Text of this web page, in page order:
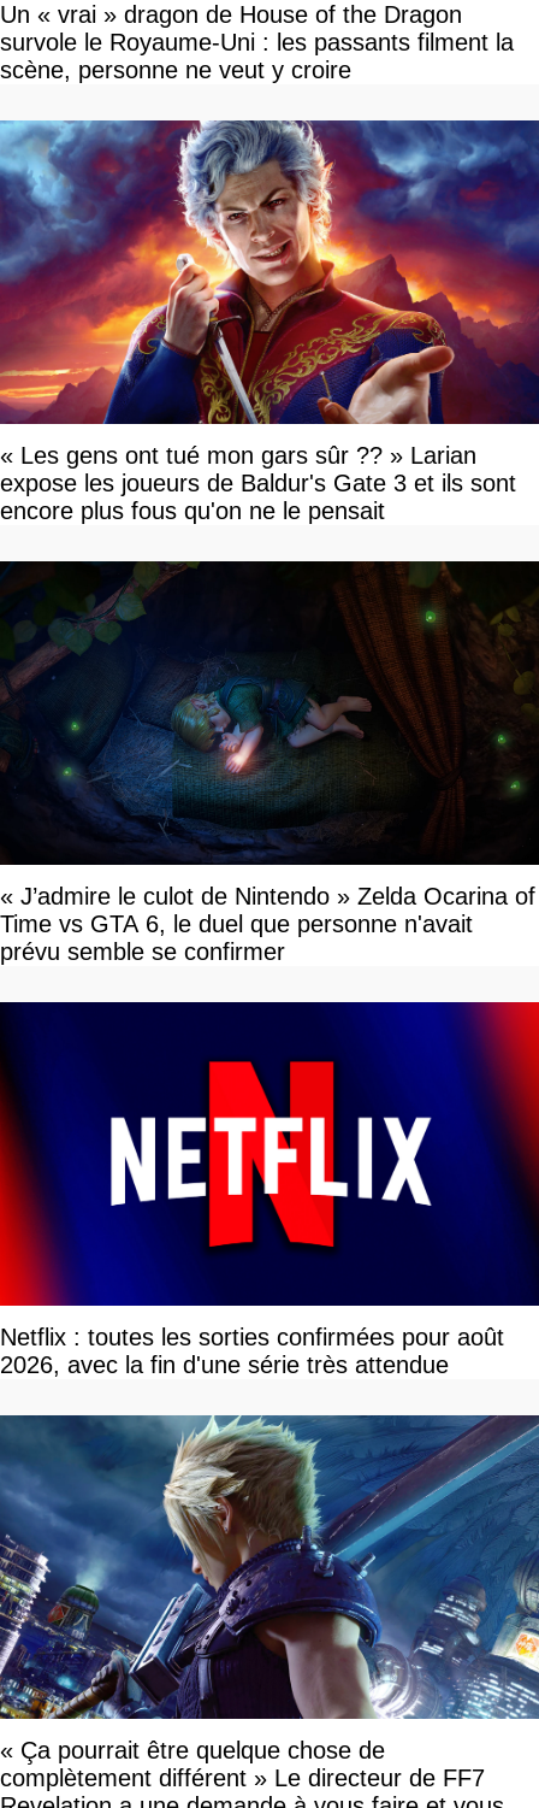
Un « vrai » dragon de House of the Dragon
survole le Royaume-Uni : les passants filment la
scène, personne ne veut y croire
« Les gens ont tué mon gars sûr ?? » Larian
expose les joueurs de Baldur's Gate 3 et ils sont
encore plus fous qu'on ne le pensait
« J’admire le culot de Nintendo » Zelda Ocarina of
Time vs GTA 6, le duel que personne n'avait
prévu semble se confirmer
Netflix : toutes les sorties confirmées pour août
2026, avec la fin d'une série très attendue
« Ça pourrait être quelque chose de
complètement différent » Le directeur de FF7